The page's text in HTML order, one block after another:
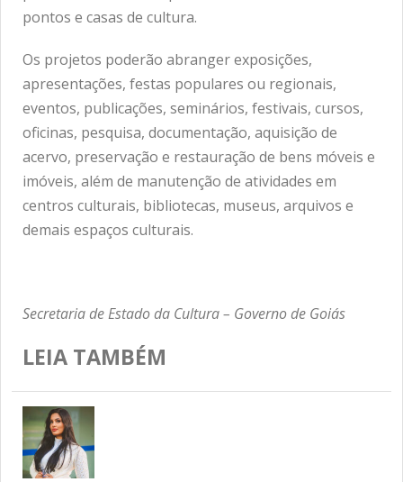
pontos e casas de cultura.
Os projetos poderão abranger exposições,
apresentações, festas populares ou regionais,
eventos, publicações, seminários, festivais, cursos,
oficinas, pesquisa, documentação, aquisição de
acervo, preservação e restauração de bens móveis e
imóveis, além de manutenção de atividades em
centros culturais, bibliotecas, museus, arquivos e
demais espaços culturais.
Secretaria de Estado da Cultura – Governo de Goiás
LEIA TAMBÉM